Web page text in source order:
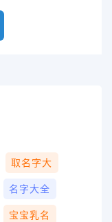
取名字大
名字大全
宝宝乳名